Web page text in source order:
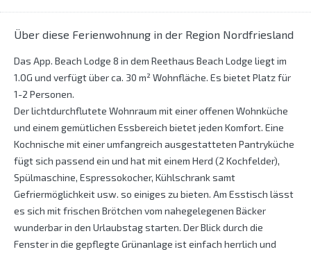
Über diese Ferienwohnung in der Region Nordfriesland
Das App. Beach Lodge 8 in dem Reethaus Beach Lodge liegt im
1.OG und verfügt über ca. 30 m² Wohnfläche. Es bietet Platz für
1-2 Personen.
Der lichtdurchflutete Wohnraum mit einer offenen Wohnküche
und einem gemütlichen Essbereich bietet jeden Komfort. Eine
Kochnische mit einer umfangreich ausgestatteten Pantryküche
fügt sich passend ein und hat mit einem Herd (2 Kochfelder),
Spülmaschine, Espressokocher, Kühlschrank samt
Gefriermöglichkeit usw. so einiges zu bieten. Am Esstisch lässt
es sich mit frischen Brötchen vom nahegelegenen Bäcker
wunderbar in den Urlaubstag starten. Der Blick durch die
Fenster in die gepflegte Grünanlage ist einfach herrlich und